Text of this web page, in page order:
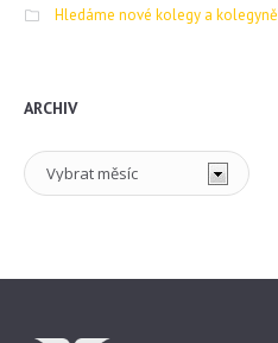
Hledáme nové kolegy a kolegyně
ARCHIV
Archiv